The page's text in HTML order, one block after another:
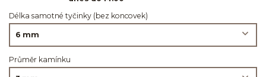
Délka samotné tyčinky (bez koncovek)
Průměr kamínku